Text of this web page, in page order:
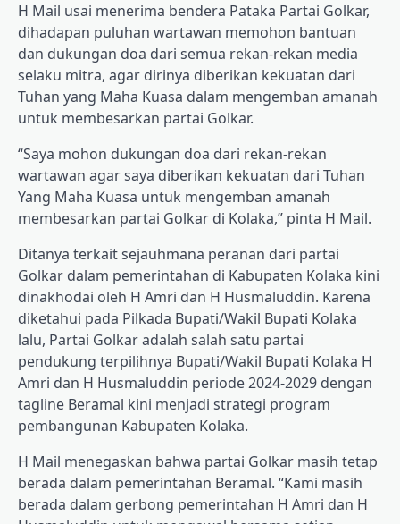
H Mail usai menerima bendera Pataka Partai Golkar,
dihadapan puluhan wartawan memohon bantuan
dan dukungan doa dari semua rekan-rekan media
selaku mitra, agar dirinya diberikan kekuatan dari
Tuhan yang Maha Kuasa dalam mengemban amanah
untuk membesarkan partai Golkar.
“Saya mohon dukungan doa dari rekan-rekan
wartawan agar saya diberikan kekuatan dari Tuhan
Yang Maha Kuasa untuk mengemban amanah
membesarkan partai Golkar di Kolaka,” pinta H Mail.
Ditanya terkait sejauhmana peranan dari partai
Golkar dalam pemerintahan di Kabupaten Kolaka kini
dinakhodai oleh H Amri dan H Husmaluddin. Karena
diketahui pada Pilkada Bupati/Wakil Bupati Kolaka
lalu, Partai Golkar adalah salah satu partai
pendukung terpilihnya Bupati/Wakil Bupati Kolaka H
Amri dan H Husmaluddin periode 2024-2029 dengan
tagline Beramal kini menjadi strategi program
pembangunan Kabupaten Kolaka.
H Mail menegaskan bahwa partai Golkar masih tetap
berada dalam pemerintahan Beramal. “Kami masih
berada dalam gerbong pemerintahan H Amri dan H